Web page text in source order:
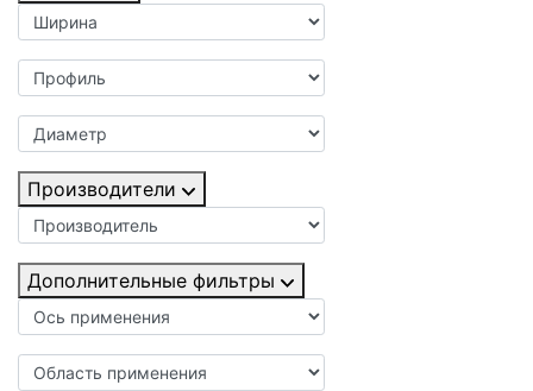
Производители
Дополнительные фильтры